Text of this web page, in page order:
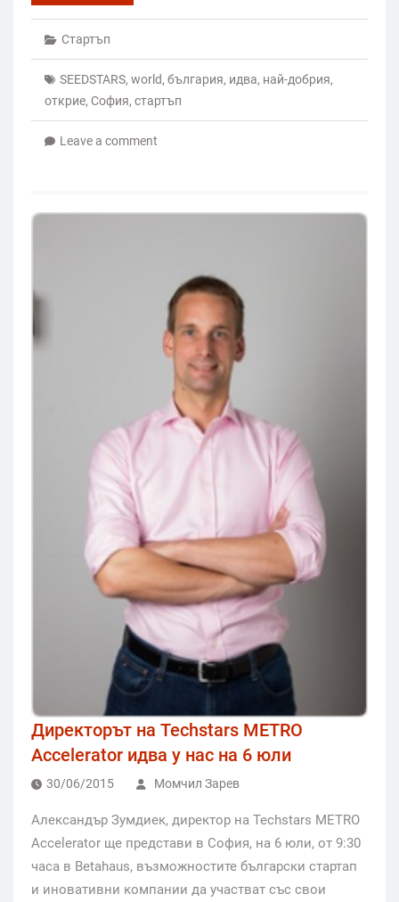
Стартъп
SEEDSTARS, world, българия, идва, най-добрия,
открие, София, стартъп
Leave a comment
Директорът на Techstars METRO
Accelerator идва у нас на 6 юли
30/06/2015 Момчил Зарев
Александър Зумдиек, директор на Techstars METRO
Accelerator ще представи в София, на 6 юли, от 9:30
часа в Betahaus, възможностите български стартап
и иновативни компании да участват със свои